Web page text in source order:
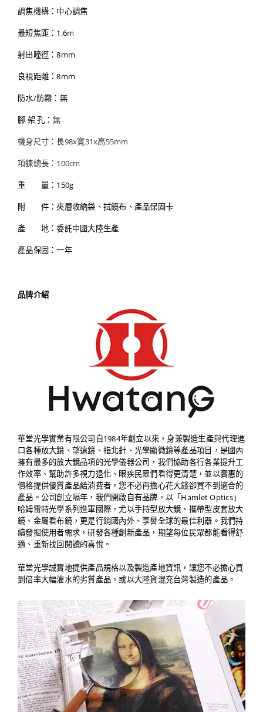
調焦機構：中心調焦
最短焦距：1.6m
射出瞳徑：8mm
良視距離：8mm
防水/防霧：無
腳 架 孔：無
機身尺寸：長98x寬31x高55mm
項鍊總長：100cm
重 量：150g
附 件：夾層收納袋、拭鏡布、產品保固卡
產 地：委託中國大陸生產
產品保固：一年
品牌介紹
華堂光學實業有限公司自1984年創立以來，身兼製造生產與代理進
口各種放大鏡、望遠鏡、指北針、光學顯微鏡等產品項目，是國內
擁有最多的放大鏡品項的光學儀器公司，我們協助各行各業提升工
作效率、幫助許多視力退化、眼疾民眾們看得更清楚，並以實惠的
價格提供優質產品給消費者，您不必再擔心花大錢卻買不到適合的
產品。公司創立隔年，我們開啟自有品牌，以「Hamlet Optics」
哈姆雷特光學系列進軍國際，尤以手持型放大鏡、攜帶型皮套放大
鏡、金屬看布鏡，更是行銷國內外、享譽全球的最佳利器。我們持
續發掘使用者需求，研發各種創新產品，期望每位民眾都能看得舒
適、重新找回閱讀的喜悅。
華堂光學誠實地提供產品規格以及製造產地資訊，讓您不必擔心買
到倍率大幅灌水的劣質產品，或以大陸貨混充台灣製造的產品。